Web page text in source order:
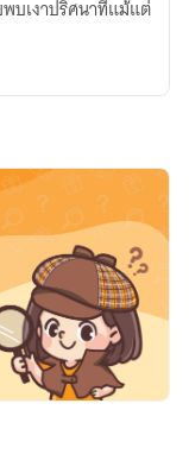
บเงาปริศนาที่แม้แต่